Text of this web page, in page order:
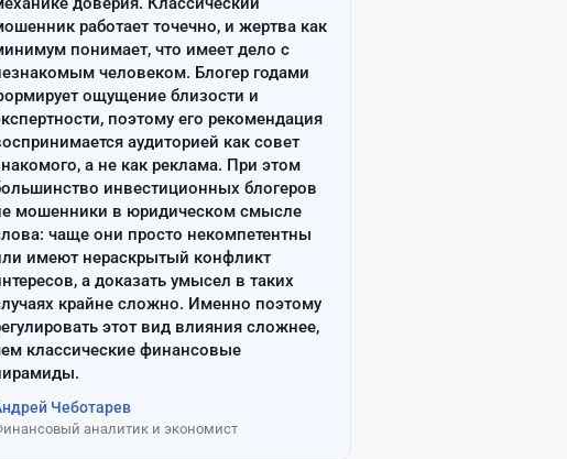
работает точечно, и жертва как
понимает, что имеет дело с
человеком. Блогер годами
ощущение близости и
поэтому его рекомендация
аудиторией как совет
а не как реклама. При этом
инвестиционных блогеров
мошенники в юридическом смысле
чаще они просто некомпетентны
имеют нераскрытый конфликт
а доказать умысел в таких
крайне сложно. Именно поэтому
этот вид влияния сложнее,
классические финансовые
Чеботарев
аналитик и экономист